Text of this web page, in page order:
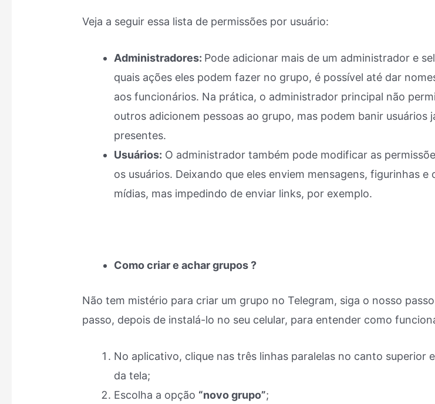
Veja a seguir essa lista de permissões por usuário:
Administradores: Pode adicionar mais de um administrador e
quais ações eles podem fazer no grupo, é possível até dar
aos funcionários. Na prática, o administrador principal não
outros adicionem pessoas ao grupo, mas podem banir usuários
presentes.
Usuários: O administrador também pode modificar as
os usuários. Deixando que eles enviem mensagens, figurinhas e
mídias, mas impedindo de enviar links, por exemplo.
Como criar e achar grupos ?
Não tem mistério para criar um grupo no Telegram, siga o nosso
passo, depois de instalá-lo no seu celular, para entender como
No aplicativo, clique nas três linhas paralelas no canto superior
da tela;
Escolha a opção “novo grupo”;